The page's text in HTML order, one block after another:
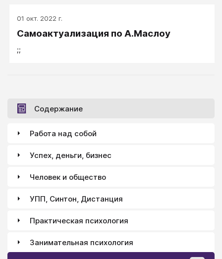
01 окт. 2022 г.
Самоактуализация по А.Маслоу
;;
Содержание
Работа над собой
Успех, деньги, бизнес
Человек и общество
УПП, Синтон, Дистанция
Практическая психология
Занимательная психология